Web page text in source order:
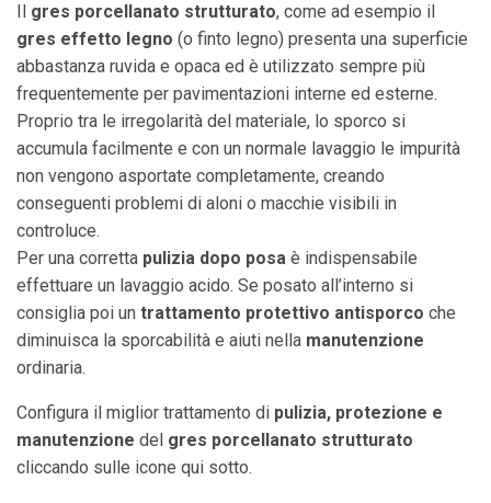
Il gres porcellanato strutturato, come ad esempio il
gres effetto legno (o finto legno) presenta una superficie
abbastanza ruvida e opaca ed è utilizzato sempre più
frequentemente per pavimentazioni interne ed esterne.
Proprio tra le irregolarità del materiale, lo sporco si
accumula facilmente e con un normale lavaggio le impurità
non vengono asportate completamente, creando
conseguenti problemi di aloni o macchie visibili in
controluce.
Per una corretta pulizia dopo posa è indispensabile
effettuare un lavaggio acido. Se posato all’interno si
consiglia poi un trattamento protettivo antisporco che
diminuisca la sporcabilità e aiuti nella manutenzione
ordinaria.
Configura il miglior trattamento di pulizia, protezione e
manutenzione del gres porcellanato strutturato
cliccando sulle icone qui sotto.